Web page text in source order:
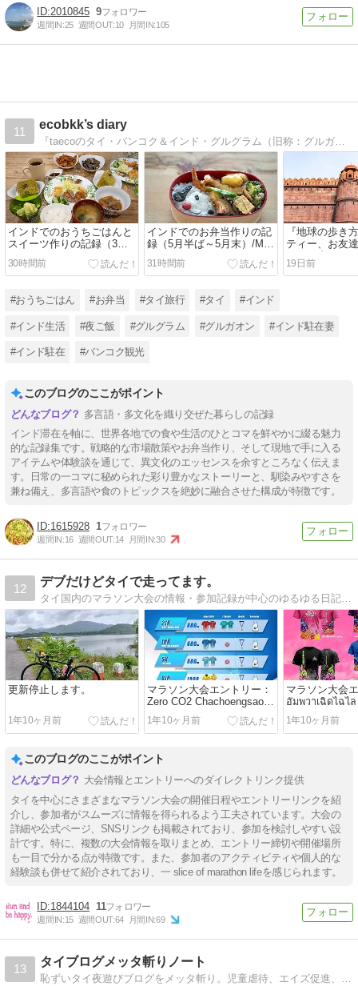
2010845 9
週間IN:25 週間OUT:10 月間IN:105
11
ecobkk’s diary
『taecoのタイ・バンコク＆インド・グルグラム（旧称：グルガオン）生活日誌』〜タイとインドでの生活情報、観光旅行情報を発信
インドでのおうちごはんと
スイーツ作りの記録（3月6
日～4月7日）/My
Homemade Dinner and
from March 6 to April 7,
2026
30時間前
インドでのお弁当作りの記
録（5月半ば～5月末）/My
Homemade Lunchbox in
May, 2026)/ข้าวกล่องที่ทำ
31時間前
『地球の歩き
ティー、お友
ペーン中
19日前
#おうちごはん #お弁当 #タイ旅行 #タイ #インド
#インド生活 #夜ご飯 #グルグラム #グルガオン #インド駐在妻
#インド駐在 #バンコク観光
このブログのここがポイント
多言語・多文化を織り交ぜた暮らしの記録
インド滞在を軸に、世界各地での食や生活のひとコマを鮮やかに綴る魅力
的な記録集です。戦略的な市場散策やお弁当作り、そして現地で手に入る
アイテムや体験談を通じて、異文化のエッセンスを余すところなく伝えま
す。日常の一コマに秘められた彩り豊かなストーリーと、馴染みやすさを
兼ね備え、多言語や食のトピックスを絶妙に融合させた構成が特徴です。
1615928 1
週間IN:16 週間OUT:14 月間IN:30
12
デブだけどタイで走ってます。
タイ国内のマラソン大会の情報・参加記録が中心のゆるゆる日記です。
更新停止します。
1年10ヶ月前
マラソン大会エントリー：
Zero CO2 Chachoengsao
Run 2024
1年10ヶ月前
マラソン大会
อัมพวาเฉิดไฉไ
อัมพวา ฮาล์ฟม
9
1年10ヶ月前
このブログのここがポイント
大会情報とエントリーへのダイレクトリンク提供
タイを中心にさまざまなマラソン大会の開催日程やエントリーリンクを紹
介し、参加者がスムーズに情報を得られるよう工夫されています。大会の
詳細や公式ページ、SNSリンクも掲載されており、参加を検討しやすい設
計です。特に、複数の大会情報を取りまとめ、エントリー締切や開催場所
も一目で分かる点が特徴です。また、参加者のアクティビティや個人的な
経験談も併せて紹介されており、一 slice of marathon lifeを感じられます。
1844104 11
週間IN:15 週間OUT:64 月間IN:69
13
タイブログメッタ斬りノート
恥ずいタイ夜遊びブログをメッタ斬り。児童虐待、エイズ促進、嘘情報、騙しリンク等の悪質ブログが標的。通報歓迎（真摯なタイ夜遊びブログは除く）